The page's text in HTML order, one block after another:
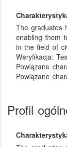
The graduates
enabling them
in the field of
Weryfikacja:
Powiązane
Powiązane
Profil